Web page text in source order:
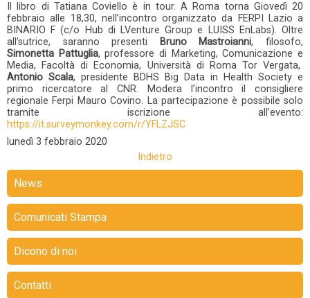
Il libro di Tatiana Coviello è in tour. A Roma torna Giovedì 20
febbraio alle 18,30, nell’incontro organizzato da FERPI Lazio a
BINARIO F (c/o Hub di LVenture Group e LUISS EnLabs). Oltre
all’sutrice, saranno presenti
Bruno Mastroianni, filosofo,
Simonetta Pattuglia, professore di Marketing, Comunicazione e
Media, Facoltà di Economia, Università di Roma Tor Vergata,
Antonio Scala, presidente BDHS Big Data in Health Society e
primo ricercatore al CNR. Modera l’incontro il consigliere
regionale Ferpi Mauro Covino. La partecipazione è possibile solo
tramite iscrizione all’evento:
https://it.surveymonkey.com/r/YFLZJSC
lunedì 3 febbraio 2020
Indietro
News
Comunicati Stampa
Dicono di noi
Contatti